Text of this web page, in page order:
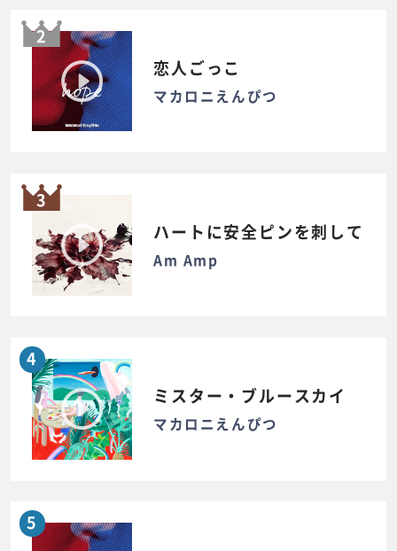
2
恋人ごっこ
マカロニえんぴつ
3
ハートに安全ピンを刺して
Am Amp
4
ミスター・ブルースカイ
マカロニえんぴつ
5